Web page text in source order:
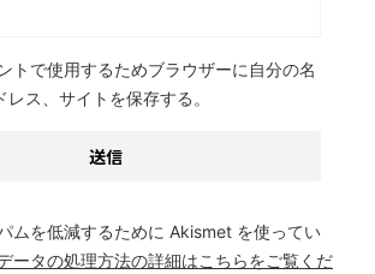
トで使用するためブラウザーに自分の名
ス、サイトを保存する。
ムを低減するために Akismet を使ってい
ータの処理方法の詳細はこちらをご覧くだ